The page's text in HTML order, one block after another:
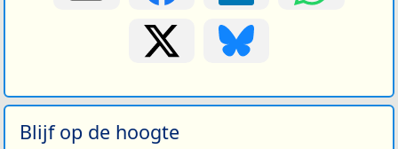
Blijf op de hoogte